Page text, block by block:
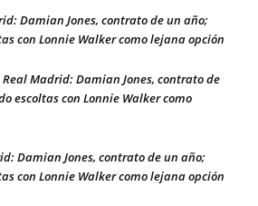
Damian Jones, contrato de un año;
con Lonnie Walker como lejana opción
Real Madrid: Damian Jones, contrato de
escoltas con Lonnie Walker como
Damian Jones, contrato de un año;
con Lonnie Walker como lejana opción